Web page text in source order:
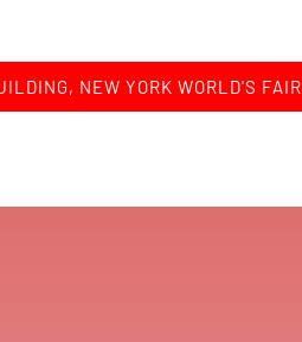
NEW YORK WORLD'S FAIR